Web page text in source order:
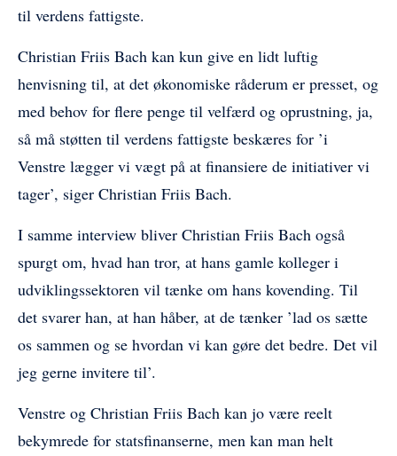
til verdens fattigste.
Christian Friis Bach kan kun give en lidt luftig
henvisning til, at det økonomiske råderum er presset, og
med behov for flere penge til velfærd og oprustning, ja,
så må støtten til verdens fattigste beskæres for ’i
Venstre lægger vi vægt på at finansiere de initiativer vi
tager’, siger Christian Friis Bach.
I samme interview bliver Christian Friis Bach også
spurgt om, hvad han tror, at hans gamle kolleger i
udviklingssektoren vil tænke om hans kovending. Til
det svarer han, at han håber, at de tænker ’lad os sætte
os sammen og se hvordan vi kan gøre det bedre. Det vil
jeg gerne invitere til’.
Venstre og Christian Friis Bach kan jo være reelt
bekymrede for statsfinanserne, men kan man helt